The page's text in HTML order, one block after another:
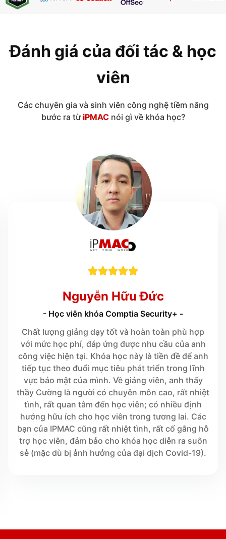
Đánh giá của đối tác & học
viên
Các chuyên gia và sinh viên công nghệ tiềm năng
bước ra từ iPMACnói gì về khóa học?

Nguyễn Hữu Đức
- Học viên khóa Comptia Security+ -
Chất lượng giảng dạy tốt và hoàn toàn phù hợp
với mức học phí, đáp ứng được nhu cầu của anh
công việc hiện tại. Khóa học này là tiền đề để anh
tiếp tục theo đuổi mục tiêu phát triển trong lĩnh
vực bảo mật của mình. Về giảng viên, anh thấy
thầy Cường là người có chuyên môn cao, rất nhiệt
tình, rất quan tâm đến học viên; có nhiều định
hướng hữu ích cho học viên trong tương lai. Các
bạn của IPMAC cũng rất nhiệt tình, rất cố gắng hỗ
trợ học viên, đảm bảo cho khóa học diễn ra suôn
sẻ (mặc dù bị ảnh hưởng của đại dịch Covid-19).